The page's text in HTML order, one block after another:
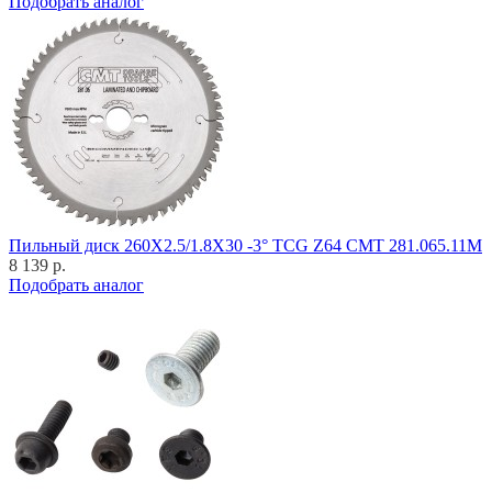
Пильный диск 260X2.5/1.8X30 -3° TCG Z64 CMT 281.065.11M
8 139 р.
Подобрать аналог